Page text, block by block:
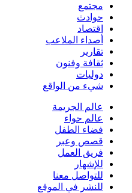
مجتمع
حوادث
اقتصاد
أصداء الملاعب
تقارير
ثقافة وفنون
دوليات
شيء من الواقع
عالم الجريمة
عالم حواء
فضاء الطفل
قصص وعبر
فريق العمل
للإشهار
للتواصل معنا
للنشر في الموقع